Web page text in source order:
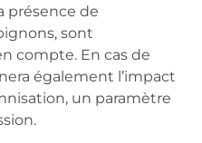
présence de
sont
compte. En cas de
également l’impact
un paramètre